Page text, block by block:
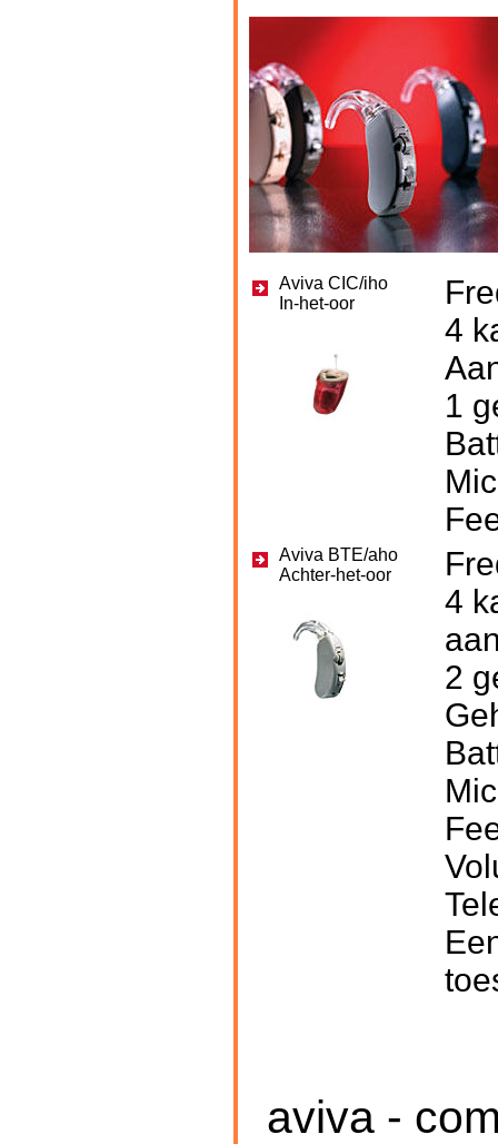
Aviva CIC/iho
In-het-oor
4
1
Aviva BTE/aho
Achter-het-oor
4
2
aviva -